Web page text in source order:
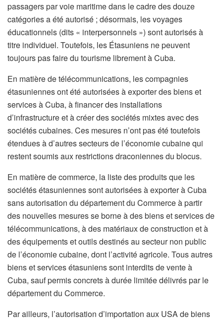
passagers par voie maritime dans le cadre des douze
catégories a été autorisé ; désormais, les voyages
éducationnels (dits « interpersonnels ») sont autorisés à
titre individuel. Toutefois, les Étasuniens ne peuvent
toujours pas faire du tourisme librement à Cuba.
En matière de télécommunications, les compagnies
étasuniennes ont été autorisées à exporter des biens et
services à Cuba, à financer des installations
d’infrastructure et à créer des sociétés mixtes avec des
sociétés cubaines. Ces mesures n’ont pas été toutefois
étendues à d’autres secteurs de l’économie cubaine qui
restent soumis aux restrictions draconiennes du blocus.
En matière de commerce, la liste des produits que les
sociétés étasuniennes sont autorisées à exporter à Cuba
sans autorisation du département du Commerce à partir
des nouvelles mesures se borne à des biens et services de
télécommunications, à des matériaux de construction et à
des équipements et outils destinés au secteur non public
de l’économie cubaine, dont l’activité agricole. Tous autres
biens et services étasuniens sont interdits de vente à
Cuba, sauf permis concrets à durée limitée délivrés par le
département du Commerce.
Par ailleurs, l’autorisation d’importation aux USA de biens